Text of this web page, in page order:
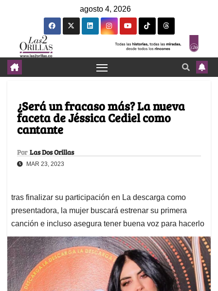
agosto 4, 2026
¿Será un fracaso más? La nueva
faceta de Jéssica Cediel como
cantante
Por Las Dos Orillas
MAR 23, 2023
tras finalizar su participación en La descarga como
presentadora, la mujer buscará estrenar su primera
canción e incluso asegura tener buena voz para hacerlo